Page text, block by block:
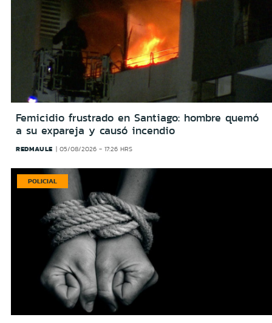
Femicidio frustrado en Santiago: hombre quemó
a su expareja y causó incendio
REDMAULE 05/08/2026 - 17:26 HRS
POLICIAL